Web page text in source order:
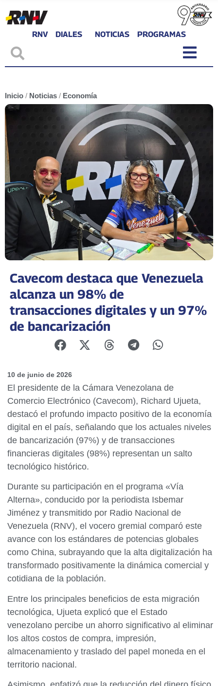
RNV DIALES NOTICIAS PROGRAMAS
Inicio / Noticias / Economía
Cavecom destaca que Venezuela
alcanza un 98% de
transacciones digitales y un 97%
de bancarización
10 de junio de 2026
El presidente de la Cámara Venezolana de
Comercio Electrónico (Cavecom), Richard Ujueta,
destacó el profundo impacto positivo de la economía
digital en el país, señalando que los actuales niveles
de bancarización (97%) y de transacciones
financieras digitales (98%) representan un salto
tecnológico histórico.
Durante su participación en el programa «Vía
Alterna», conducido por la periodista Isbemar
Jiménez y transmitido por Radio Nacional de
Venezuela (RNV), el vocero gremial comparó este
avance con los estándares de potencias globales
como China, subrayando que la alta digitalización ha
transformado positivamente la dinámica comercial y
cotidiana de la población.
​Entre los principales beneficios de esta migración
tecnológica, Ujueta explicó que el Estado
venezolano percibe un ahorro significativo al eliminar
los altos costos de compra, impresión,
almacenamiento y traslado del papel moneda en el
territorio nacional.